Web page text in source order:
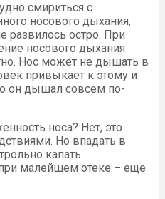
смириться с
носового дыхания,
развилось остро. При
носового дыхания
Нос может не дышать в
привыкает к этому и
он дышал совсем по-
носа? Нет, это
Но впадать в
капать
малейшем отеке – еще